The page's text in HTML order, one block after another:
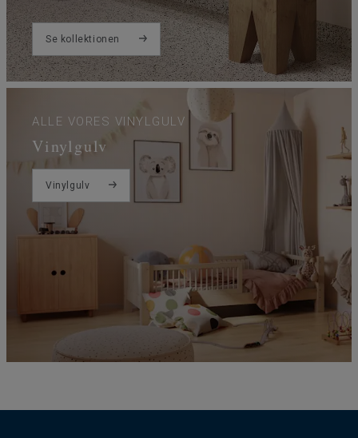
Se kollektionen
ALLE VORES VINYLGULV
Vinylgulv
Vinylgulv